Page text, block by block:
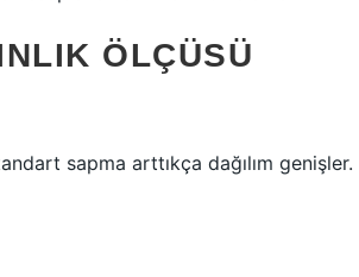
ÖLÇÜSÜ
sapma arttıkça dağılım genişler.